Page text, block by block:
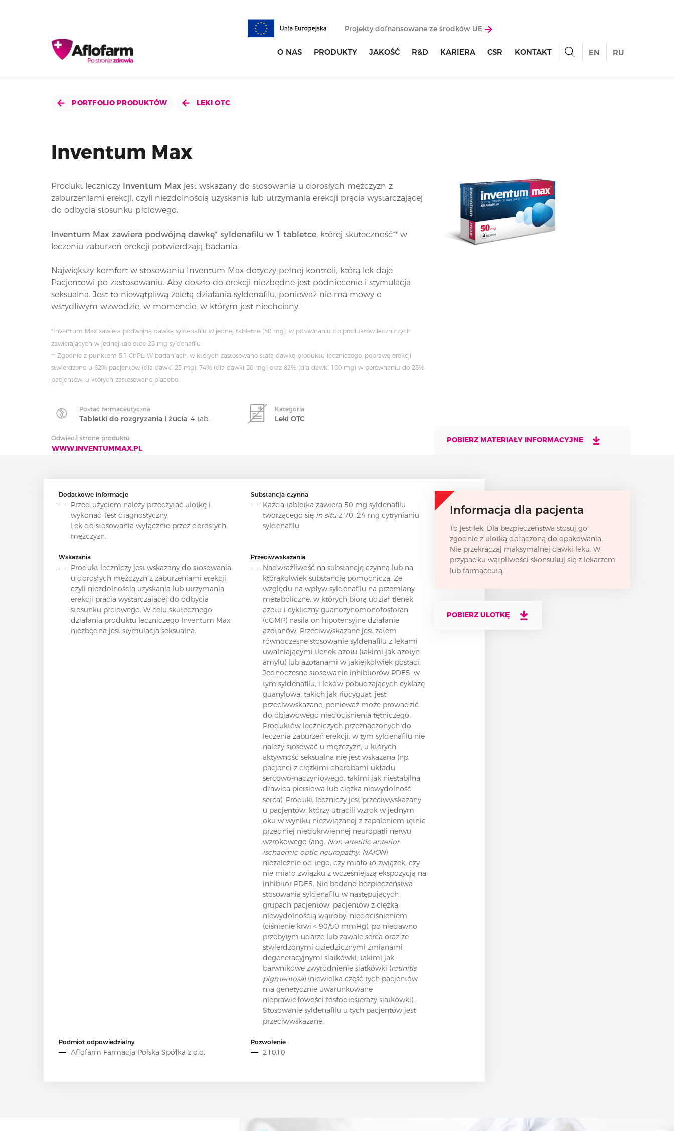
Projekty dofnansowane ze środków UE
O NAS PRODUKTY JAKOŚĆ R&D KARIERA CSR KONTAKT EN RU
PORTFOLIO PRODUKTÓW LEKI OTC
Inventum Max
Produkt leczniczy Inventum Max jest wskazany do stosowania u dorosłych mężczyzn z
zaburzeniami erekcji, czyli niezdolnością uzyskania lub utrzymania erekcji prącia wystarczającej
do odbycia stosunku płciowego.
Inventum Max zawiera podwójną dawkę* syldenafilu w 1 tabletce, której skuteczność** w
leczeniu zaburzeń erekcji potwierdzają badania.
Największy komfort w stosowaniu Inventum Max dotyczy pełnej kontroli, którą lek daje
Pacjentowi po zastosowaniu. Aby doszło do erekcji niezbędne jest podniecenie i stymulacja
seksualna. Jest to niewątpliwą zaletą działania syldenafilu, ponieważ nie ma mowy o
wstydliwym wzwodzie, w momencie, w którym jest niechciany.
*Inventum Max zawiera podwójną dawkę syldenafilu w jednej tabletce (50 mg), w porównaniu do produktów leczniczych
zawierających w jednej tabletce 25 mg syldenafilu.
** Zgodnie z punktem 5.1 ChPL: W badaniach, w których zastosowano stałą dawkę produktu leczniczego, poprawę erekcji
stwierdzono u 62% pacjentów (dla dawki 25 mg), 74% (dla dawki 50 mg) oraz 82% (dla dawki 100 mg) w porównaniu do 25%
pacjentów, u których zastosowano placebo.
Postać farmaceutyczna
Tabletki do rozgryzania i żucia. 4 tab.
Kategoria
Leki OTC
Odwiedź stronę produktu
WWW.INVENTUMMAX.PL
POBIERZ MATERIAŁY INFORMACYJNE
Dodatkowe informacje
Przed użyciem należy przeczytać ulotkę i
wykonać Test diagnostyczny.
Lek do stosowania wyłącznie przez dorosłych
mężczyzn.
Substancja czynna
Każda tabletka zawiera 50 mg syldenafilu
tworzącego się in situz 70, 24 mg cytrynianiu
syldenafilu.
Wskazania
Produkt leczniczy jest wskazany do stosowania
u dorosłych mężczyzn z zaburzeniami erekcji,
czyli niezdolnością uzyskania lub utrzymania
erekcji prącia wystarczającej do odbycia
stosunku płciowego. W celu skutecznego
działania produktu leczniczego Inventum Max
niezbędna jest stymulacja seksualna.
Przeciwwskazania
Nadwrażliwość na substancję czynną lub na
którąkolwiek substancję pomocniczą. Ze
względu na wpływ syldenafilu na przemiany
metaboliczne, w których biorą udział tlenek
azotu i cykliczny guanozynomonofosforan
(cGMP) nasila on hipotensyjne działanie
azotanów. Przeciwwskazane jest zatem
równoczesne stosowanie syldenafilu z lekami
uwalniającymi tlenek azotu (takimi jak azotyn
amylu) lub azotanami w jakiejkolwiek postaci.
Jednoczesne stosowanie inhibitorów PDE5, w
tym syldenafilu, i leków pobudzających cyklazę
guanylową, takich jak riocyguat, jest
przeciwwskazane, ponieważ może prowadzić
do objawowego niedociśnienia tętniczego.
Produktów leczniczych przeznaczonych do
leczenia zaburzeń erekcji, w tym syldenafilu nie
należy stosować u mężczyzn, u których
aktywność seksualna nie jest wskazana (np.
pacjenci z ciężkimi chorobami układu
sercowo-naczyniowego, takimi jak niestabilna
dławica piersiowa lub ciężka niewydolność
serca). Produkt leczniczy jest przeciwwskazany
u pacjentów, którzy utracili wzrok w jednym
oku w wyniku niezwiązanej z zapaleniem tętnic
przedniej niedokrwiennej neuropatii nerwu
wzrokowego (ang. Non-arteritic anterior
ischaemic optic neuropathy, NAION)
niezależnie od tego, czy miało to związek, czy
nie miało związku z wcześniejszą ekspozycją na
inhibitor PDE5. Nie badano bezpieczeństwa
stosowania syldenafilu w następujących
grupach pacjentów: pacjentów z ciężką
niewydolnością wątroby, niedociśnieniem
(ciśnienie krwi < 90/50 mmHg), po niedawno
przebytym udarze lub zawale serca oraz ze
stwierdzonymi dziedzicznymi zmianami
degeneracyjnymi siatkówki, takimi jak
barwnikowe zwyrodnienie siatkówki (retinitis
pigmentosa) (niewielka część tych pacjentów
ma genetycznie uwarunkowane
nieprawidłowości fosfodiesterazy siatkówki).
Stosowanie syldenafilu u tych pacjentów jest
przeciwwskazane.
Podmiot odpowiedzialny
Aflofarm Farmacja Polska Spółka z o.o.
Pozwolenie
21010
Informacja dla pacjenta
To jest lek. Dla bezpieczeństwa stosuj go
zgodnie z ulotką dołączoną do opakowania.
Nie przekraczaj maksymalnej dawki leku. W
przypadku wątpliwości skonsultuj się z lekarzem
lub farmaceutą.
POBIERZ ULOTKĘ